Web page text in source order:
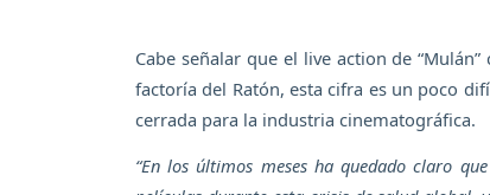
Cabe señalar que el live action de
factoría del Ratón, esta cifra es un poco
cerrada para la industria cinematográfica.
“En los últimos meses ha quedado claro